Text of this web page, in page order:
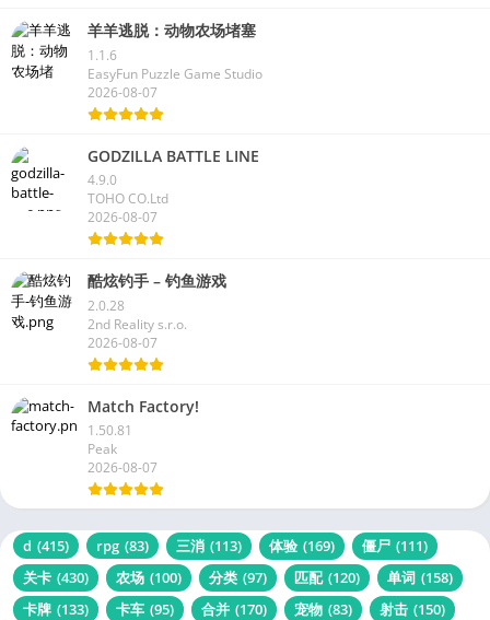
羊羊逃脱：动物农场堵塞
1.1.6
EasyFun Puzzle Game Studio
2026-08-07
GODZILLA BATTLE LINE
4.9.0
TOHO CO.Ltd
2026-08-07
酷炫钓手 – 钓鱼游戏
2.0.28
2nd Reality s.r.o.
2026-08-07
Match Factory!
1.50.81
Peak
2026-08-07
d (415) rpg (83) 三消 (113) 体验 (169) 僵尸 (111)
关卡 (430) 农场 (100) 分类 (97) 匹配 (120) 单词 (158)
卡牌 (133) 卡车 (95) 合并 (170) 宠物 (83) 射击 (150)